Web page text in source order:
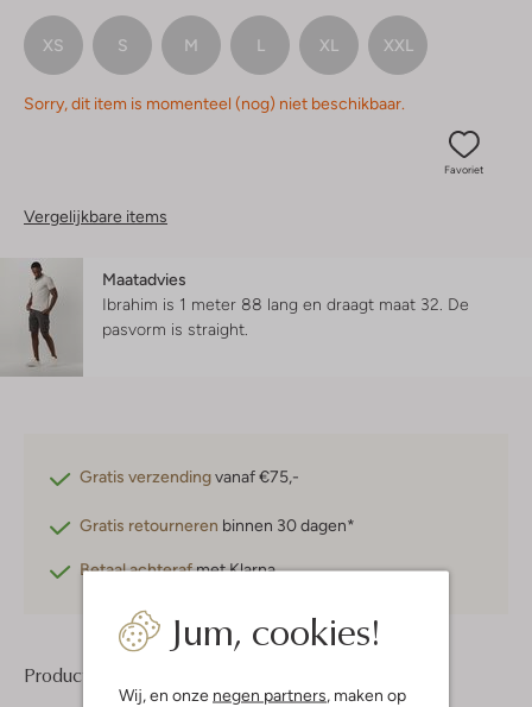
Jum, cookies!
Wij, en onze negen partners, maken op
XS S M L XL XXL
Sorry, dit item is momenteel (nog) niet beschikbaar.
Favoriet
Vergelijkbare items
Maatadvies
Ibrahim is 1 meter 88 lang en draagt maat 32. De
pasvorm is straight
Gratis verzendingvanaf €75,-
Gratis retourneren binnen 30 dagen*
Betaal achterafmet Klarna
Product informatie